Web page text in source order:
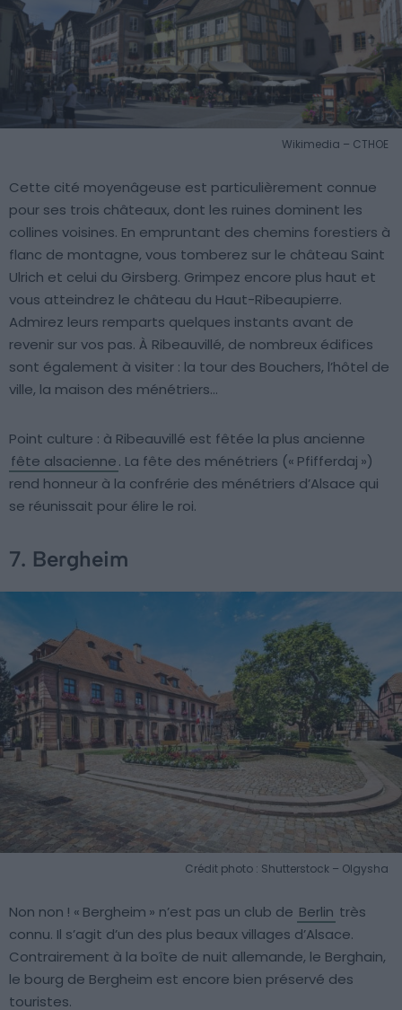
Wikimedia – CTHOE
Cette cité moyenâgeuse est particulièrement connue
pour ses trois châteaux, dont les ruines dominent les
collines voisines. En empruntant des chemins forestiers à
flanc de montagne, vous tomberez sur le château Saint
Ulrich et celui du Girsberg. Grimpez encore plus haut et
vous atteindrez le château du Haut-Ribeaupierre.
Admirez leurs remparts quelques instants avant de
revenir sur vos pas. À Ribeauvillé, de nombreux édifices
sont également à visiter : la tour des Bouchers, l’hôtel de
ville, la maison des ménétriers…
Point culture : à Ribeauvillé est fêtée la plus ancienne
fête alsacienne. La fête des ménétriers (« Pfifferdaj »)
rend honneur à la confrérie des ménétriers d’Alsace qui
se réunissait pour élire le roi.
7. Bergheim
Crédit photo : Shutterstock – Olgysha
Non non ! « Bergheim » n’est pas un club de Berlin très
connu. Il s’agit d’un des plus beaux villages d’Alsace.
Contrairement à la boîte de nuit allemande, le Berghain,
le bourg de Bergheim est encore bien préservé des
touristes.